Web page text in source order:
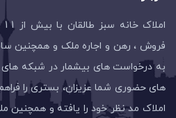
فروش ، رهن و اجاره ملک و همچنین
به درخواست های بیشمار در شبکه
های حضوری شما عزیزان، بستری را
املاک مد نظر خود را یافته و همچنین